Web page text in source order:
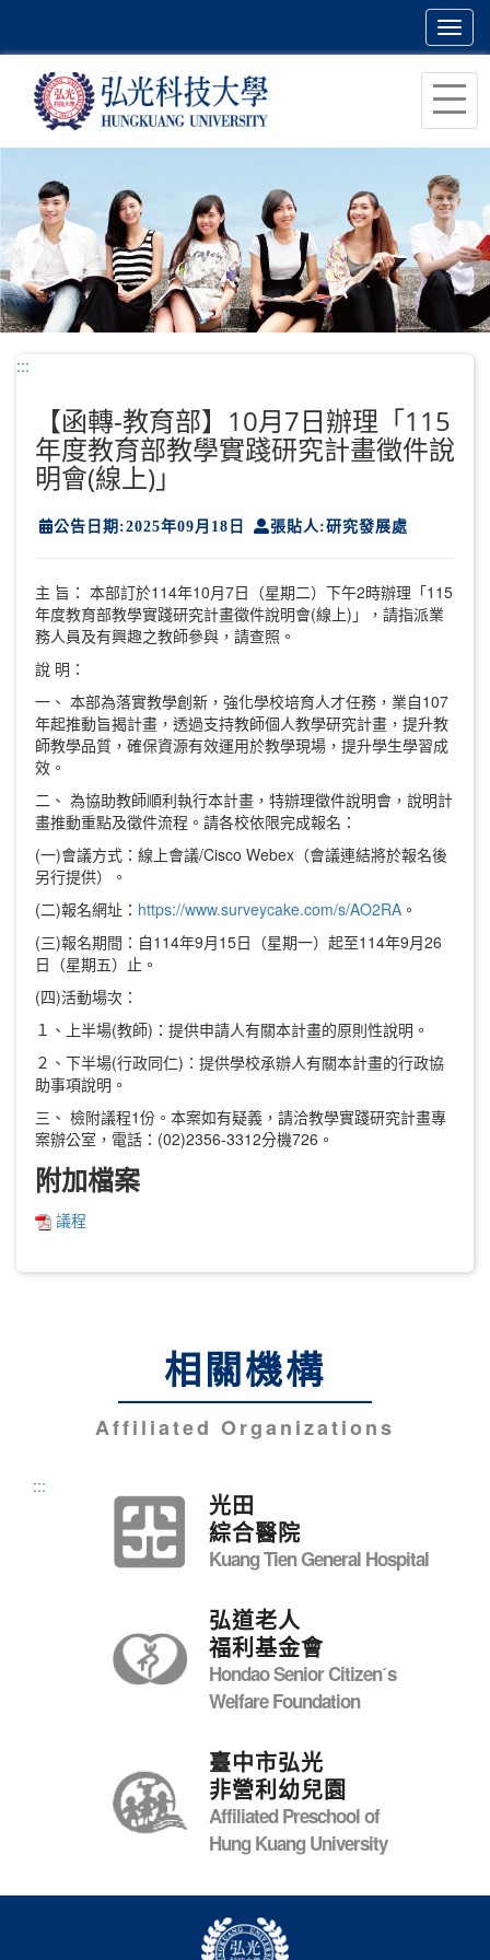
主
容
區
塊
:::
【函轉-教育部】10月7日辦理「115
年度教育部教學實踐研究計畫徵件說
明會(線上)」
公告日期:2025年09月18日 張貼人:研究發展處
主 旨： 本部訂於114年10月7日（星期二）下午2時辦理「115
年度教育部教學實踐研究計畫徵件說明會(線上)」，請指派業
務人員及有興趣之教師參與，請查照。
說 明：
一、 本部為落實教學創新，強化學校培育人才任務，業自107
年起推動旨揭計畫，透過支持教師個人教學研究計畫，提升教
師教學品質，確保資源有效運用於教學現場，提升學生學習成
效。
二、 為協助教師順利執行本計畫，特辦理徵件說明會，說明計
畫推動重點及徵件流程。請各校依限完成報名：
(一)會議方式：線上會議/Cisco Webex（會議連結將於報名後
另行提供）。
(二)報名網址： https://www.surveycake.com/s/AO2RA。
(三)報名期間：自114年9月15日（星期一）起至114年9月26
日（星期五）止。
(四)活動場次：
１、上半場(教師)：提供申請人有關本計畫的原則性說明。
２、下半場(行政同仁)：提供學校承辦人有關本計畫的行政協
助事項說明。
三、 檢附議程1份。本案如有疑義，請洽教學實踐研究計畫專
案辦公室，電話：(02)2356-3312分機726。
附加檔案
議程
相關機構
Affiliated Organizations
:::
光田
綜合醫院
Kuang Tien General Hospital
弘道老人
福利基金會
Hondao Senior Citizenˊs
Welfare Foundation
臺中市弘光
非營利幼兒園
Affiliated Preschool of
Hung Kuang University